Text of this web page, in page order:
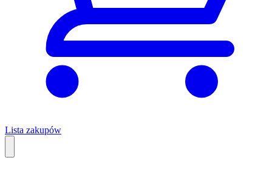
Lista zakupów